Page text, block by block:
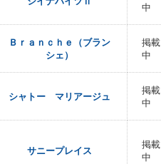
中
Ｂｒａｎｃｈｅ（ブラン
シェ）
掲載
中
シャトー マリアージュ
掲載
中
サニープレイス
掲載
中